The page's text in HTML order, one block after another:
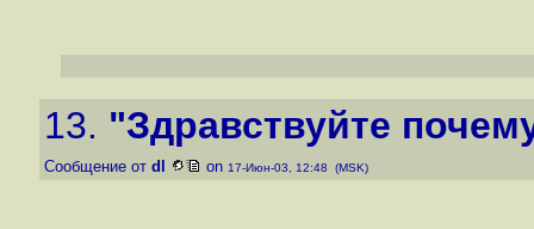
13. "Здравствуйте
Сообщение от dl on 17-Июн-03, 12:48 (MSK)